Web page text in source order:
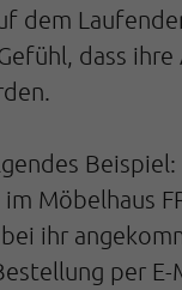
dem
dass ihre
Beispiel:
Möbelhaus
ihr
per E-